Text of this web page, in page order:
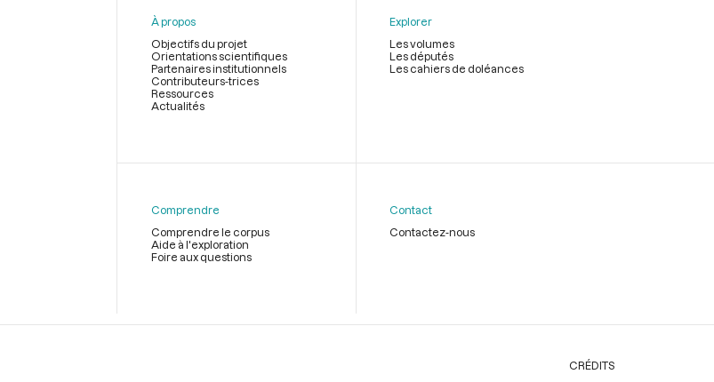
page
À propos
Objectifs du projet
Orientations scientifiques
Partenaires institutionnels
Contributeurs-trices
Ressources
Actualités
Explorer
Les volumes
Les députés
Les cahiers de doléances
Comprendre
Comprendre le corpus
Aide à l'exploration
Foire aux questions
Contact
Contactez-nous
CRÉDITS